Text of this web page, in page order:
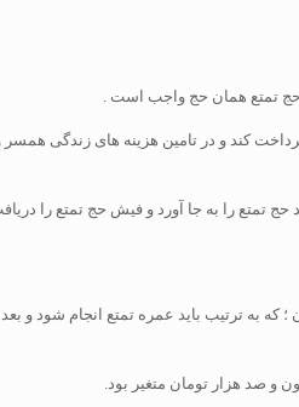
حج تمتع همان حج واجب است .
کند و در تامین هزینه های زندگی
تمتع را به جا آورد و فیش حج تمتع را
به ترتیب باید عمره تمتع انجام شود و